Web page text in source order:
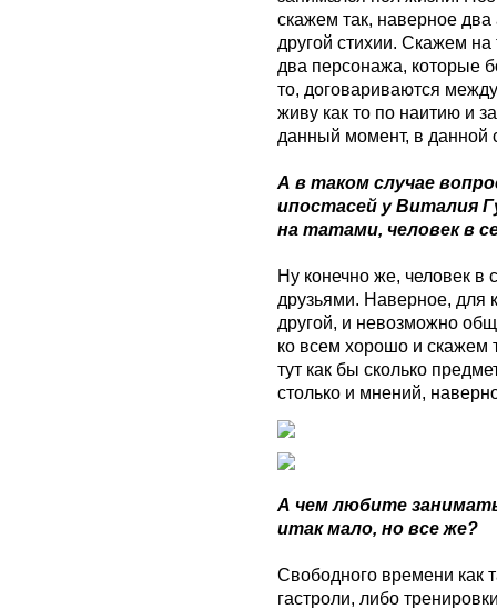
скажем так, наверное
другой стихии. Скажем
два персонажа, которые
то, договариваются
живу как то по наитию и
данный момент, в данной
А в таком случае
ипостасей у Виталия
на татами, человек в
Ну конечно же, человек в
друзьями. Наверное, для
другой, и невозможно
ко всем хорошо и скажем
тут как бы сколько
столько и мнений,
А чем любите
итак мало, но все же?
Свободного времени как
гастроли, либо